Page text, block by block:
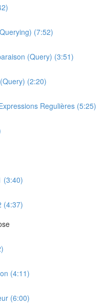
(7:52)
(Query) (3:51)
(2:20)
Regulières (5:25)
(3:40)
(4:37)
(4:11)
(6:00)